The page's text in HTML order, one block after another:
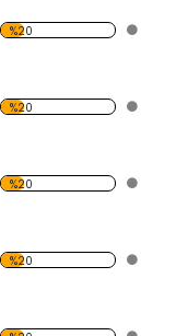
%20
%20
%20
%20